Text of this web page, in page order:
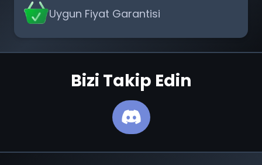
Uygun Fiyat Garantisi
Bizi Takip Edin